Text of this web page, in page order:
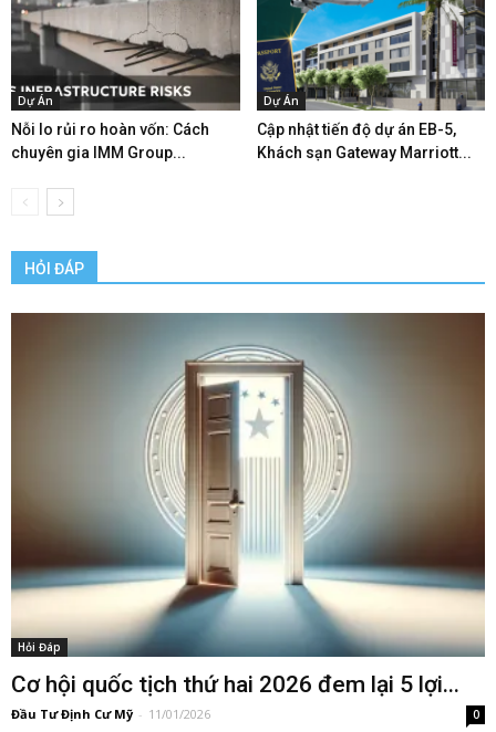
Dự Án
Nỗi lo rủi ro hoàn vốn: Cách
chuyên gia IMM Group...
Dự Án
Cập nhật tiến độ dự án EB-5,
Khách sạn Gateway Marriott...
HỎI ĐÁP
Hỏi Đáp
Cơ hội quốc tịch thứ hai 2026 đem lại 5 lợi...
Đầu Tư Định Cư Mỹ - 11/01/2026 0